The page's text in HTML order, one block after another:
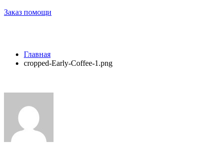
Заказ помощи
Главная
cropped-Early-Coffee-1.png